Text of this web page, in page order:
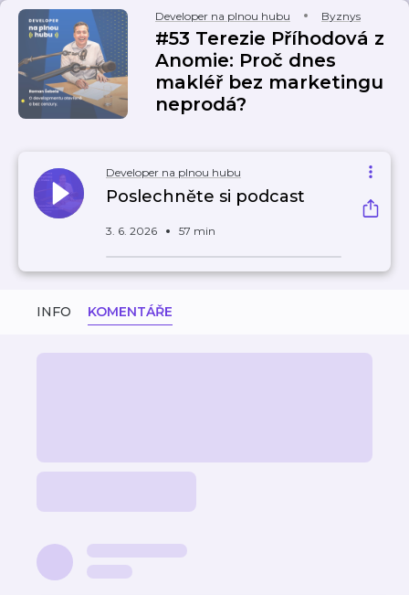
Developer na plnou hubu Byznys
#53 Terezie Příhodová z
Anomie: Proč dnes
makléř bez marketingu
neprodá?
Developer na plnou hubu
Poslechněte si podcast
3. 6. 2026 57 min
INFO KOMENTÁŘE